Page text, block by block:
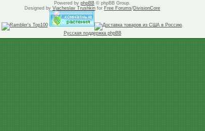
Powered by phpBB © phpBB Group.
Designed by Vjacheslav Trushkin for Free Forums/DivisionCore
.
Русская поддержка phpBB